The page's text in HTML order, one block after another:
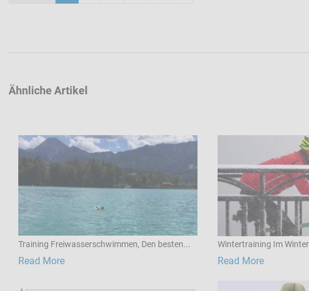
Ähnliche Artikel
Training Freiwasserschwimmen, Den besten...
Read More
Wintertraining Im
Read More